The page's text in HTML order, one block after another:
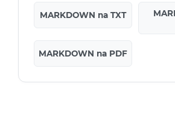
MARKDOWN na TXT
MARKDOWN na PDF